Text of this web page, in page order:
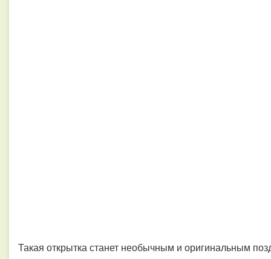
Такая открытка станет необычным и оригинальным